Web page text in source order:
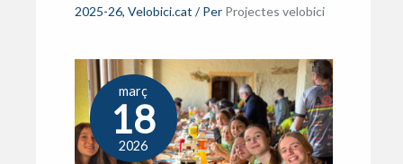
2025-26, Velobici.cat / Per Projectes velobici
març
18
2026